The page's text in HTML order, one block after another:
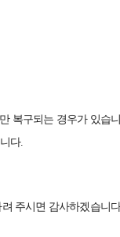
복구되는 경우가 있습
다.
주시면 감사하겠습니